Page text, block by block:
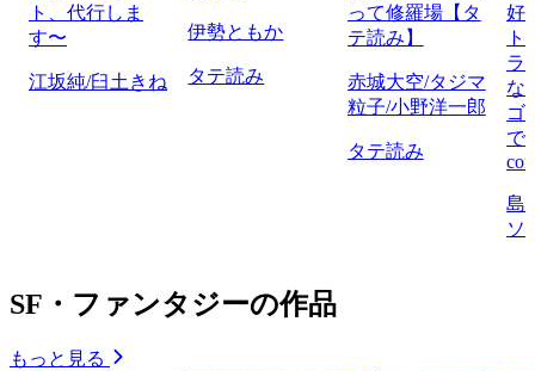
ト、代行しま
す〜
江坂純/臼土きね
伊勢ともか
タテ読み
って修羅場【タ
テ読み】
赤城大空/タジマ
粒子/小野洋一郎
タテ読み
好
ト
ラ
な
ゴ
で
島
ソ
SF・ファンタジーの作品
もっと見る